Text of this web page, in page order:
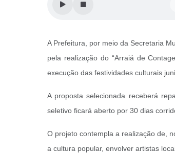
A Prefeitura, por meio da Secretaria
pela realização do “Arraiá de
execução das festividades culturais
A proposta selecionada receberá
seletivo ficará aberto por 30 dias
O projeto contempla a realização de,
a cultura popular, envolver artistas